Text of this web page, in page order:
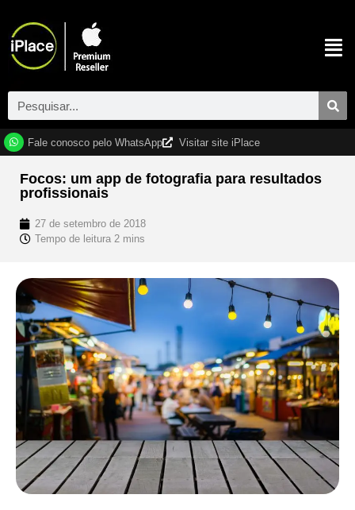
Fale conosco pelo WhatsApp Visitar site iPlace
Focos: um app de fotografia para resultados
profissionais
27 de setembro de 2018